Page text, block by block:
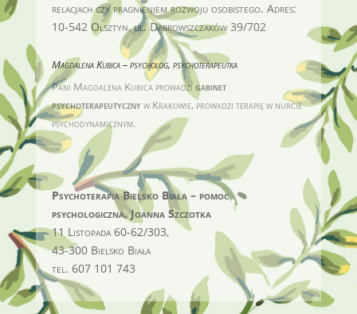
relacjach czy pragnieniem rozwoju osobistego. Adres:
10-542 Olsztyn, ul. Dąbrowszczaków 39/702
Magdalena Kubica – psycholog, psychoterapeutka
Pani Magdalena Kubica prowadzigabinet
psychoterapeutycznyw Krakowie, prowadzi terapię w nurcie
psychodynamicznym.
Psychoterapia Bielsko Biała – pomoc
psychologiczna, Joanna Szczotka
11 Listopada 60-62/303,
43-300 Bielsko Biała
tel. 607 101 743